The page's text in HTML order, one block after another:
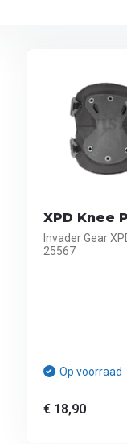
XPD Knee
Invader Gear
25567
Op voorraad
€ 18,90